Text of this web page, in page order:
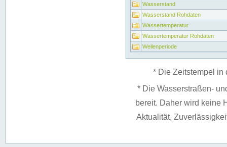
Wasserstand
Wasserstand Rohdaten
Wassertemperatur
Wassertemperatur Rohdaten
Wellenperiode
* Die Zeitstempel in
* Die Wasserstraßen-
bereit. Daher wird keine
Aktualität,